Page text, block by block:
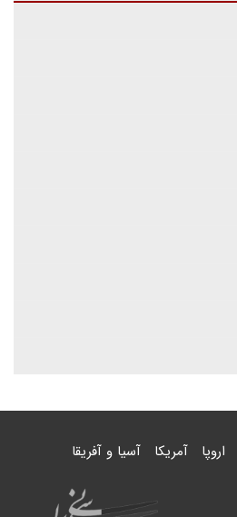
اروپا آمریکا آسیا و آفریقا